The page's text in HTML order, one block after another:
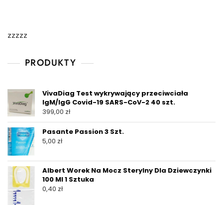
zzzzz
PRODUKTY
VivaDiag Test wykrywający przeciwciała
IgM/IgG Covid-19 SARS-CoV-2 40 szt.
399,00 zł
Pasante Passion 3 Szt.
5,00 zł
Albert Worek Na Mocz Sterylny Dla Dziewczynki
100 Ml 1 Sztuka
0,40 zł